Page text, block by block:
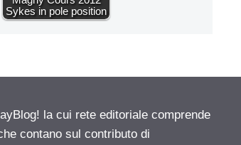
Sykes in pole position
la cui rete editoriale comprende
contano sul contributo di